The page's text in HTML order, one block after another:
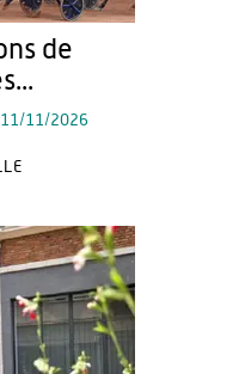
de
11/11/2026